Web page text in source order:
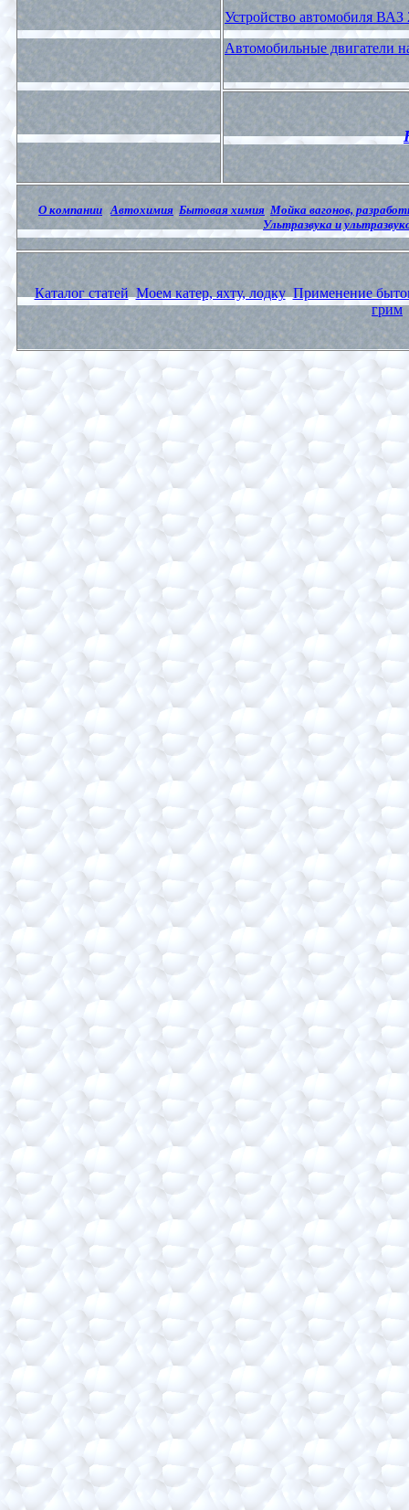
Устройство автомобиля ВАЗ
Автомобильные двигатели
О компании Автохимия Бытовая химия Мойка вагонов,
Ультразвука и
Каталог статей Моем катер, яхту, лодку Применение
грим